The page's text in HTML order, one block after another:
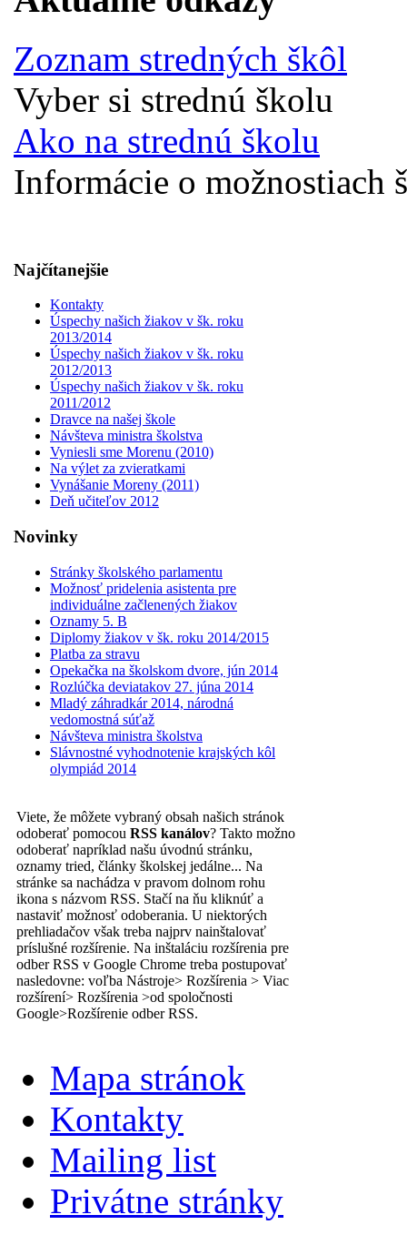
Zoznam stredných škôl
Vyber si strednú školu
Ako na strednú školu
Informácie o možnostiach
Najčítanejšie
Kontakty
Úspechy našich žiakov v šk. roku
2013/2014
Úspechy našich žiakov v šk. roku
2012/2013
Úspechy našich žiakov v šk. roku
2011/2012
Dravce na našej škole
Návšteva ministra školstva
Vyniesli sme Morenu (2010)
Na výlet za zvieratkami
Vynášanie Moreny (2011)
Deň učiteľov 2012
Novinky
Stránky školského parlamentu
Možnosť pridelenia asistenta pre
individuálne začlenených žiakov
Oznamy 5. B
Diplomy žiakov v šk. roku 2014/2015
Platba za stravu
Opekačka na školskom dvore, jún 2014
Rozlúčka deviatakov 27. júna 2014
Mladý záhradkár 2014, národná
vedomostná súťaž
Návšteva ministra školstva
Slávnostné vyhodnotenie krajských kôl
olympiád 2014
Viete, že môžete vybraný obsah našich stránok
odoberať pomocou RSS kanálov? Takto možno
odoberať napríklad našu úvodnú stránku,
oznamy tried, články školskej jedálne... Na
stránke sa nachádza v pravom dolnom rohu
ikona s názvom RSS. Stačí na ňu kliknúť a
nastaviť možnosť odoberania. U niektorých
prehliadačov však treba najprv nainštalovať
príslušné rozšírenie. Na inštaláciu rozšírenia pre
odber RSS v Google Chrome treba postupovať
nasledovne: voľba Nástroje> Rozšírenia > Viac
rozšírení> Rozšírenia >od spoločnosti
Google>Rozšírenie odber RSS.
Mapa stránok
Kontakty
Mailing list
Privátne stránky